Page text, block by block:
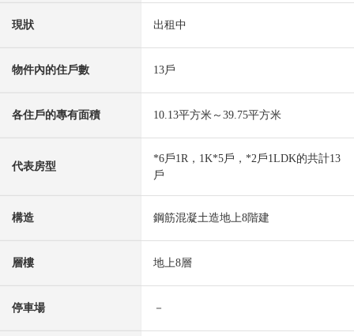
現狀 出租中
物件內的住戶數 13戶
各住戶的專有面積 10.13平方米～39.75平方米
代表房型
*6戶1R，1K*5戶，*2戶1LDK的共計13
戶
構造 鋼筋混凝土造地上8階建
層樓 地上8層
停車場 －